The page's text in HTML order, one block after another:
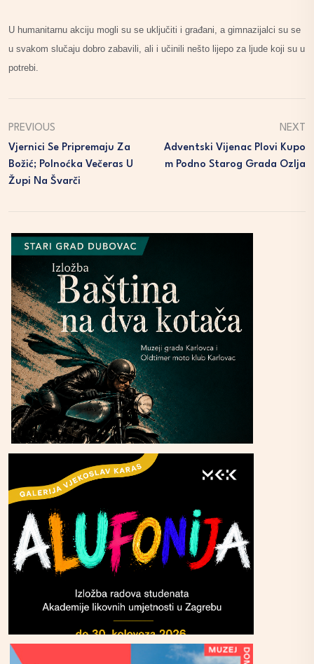
U humanitarnu akciju mogli su se uključiti i građani, a gimnazijalci su se
u svakom slučaju dobro zabavili, ali i učinili nešto lijepo za ljude koji su u
potrebi.
PREVIOUS
Vjernici Se Pripremaju Za
Božić; Polnoćka Večeras U
Župi Na Švarči
NEXT
Adventski Vijenac Plovi Kupo
M Podno Starog Grada Ozlja